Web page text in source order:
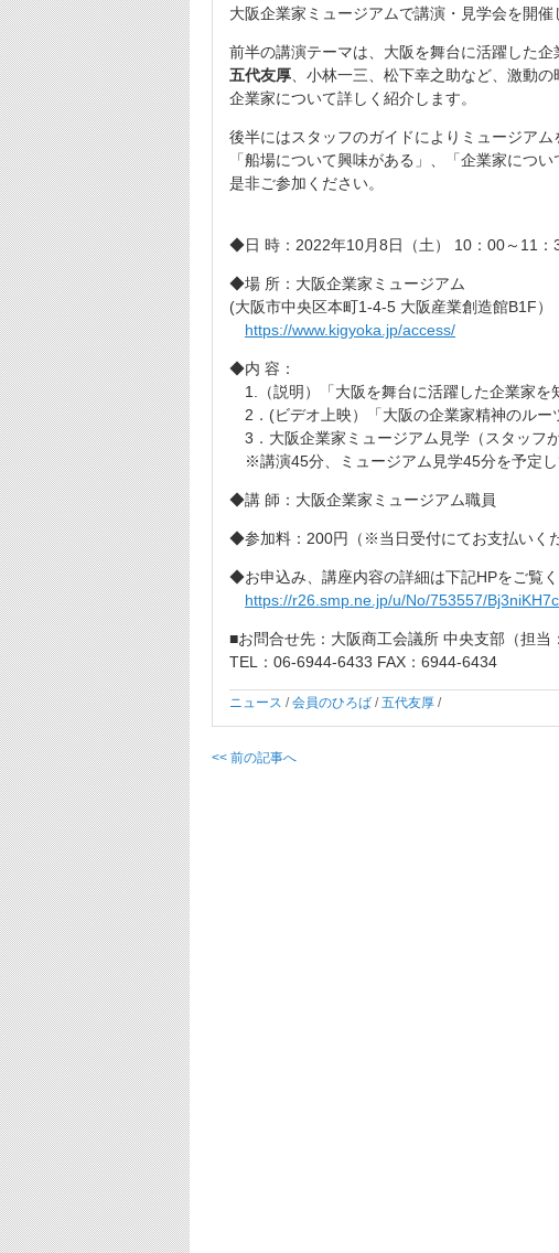
大阪企業家ミュージアムで講演・見学会を開催
前半の講演テーマは、大阪を舞台に活躍した企
五代友厚 、小林一三、松下幸之助など、激動
企業家について詳しく紹介します。
後半にはスタッフのガイドによりミュージアム
「船場について興味がある」、「企業家につい
是非ご参加ください。
◆日 時：2022年10月8日（土） 10：00～11：
◆場 所：大阪企業家ミュージアム
(大阪市中央区本町1-4-5 大阪産業創造館B1F）
https://www.kigyoka.jp/access/
◆内 容：
1.（説明）「大阪を舞台に活躍した企業家を
2．(ビデオ上映）「大阪の企業家精神のルー
3．大阪企業家ミュージアム見学（スタッフ
※講演45分、ミュージアム見学45分を予定し
◆講 師：大阪企業家ミュージアム職員
◆参加料：200円（※当日受付にてお支払いくだ
◆お申込み、講座内容の詳細は下記HPをご覧く
https://r26.smp.ne.jp/u/No/753557/
■お問合せ先：大阪商工会議所 中央支部（担当
TEL：06-6944-6433 FAX：6944-6434
ニュース /会員のひろば /五代友厚 /
<< 前の記事へ